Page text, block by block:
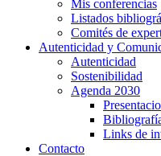
Mis conferencias
Listados
Comités de
Autenticidad y
Autenticidad
Sostenibilidad
Agenda 2030
Links de
Contacto